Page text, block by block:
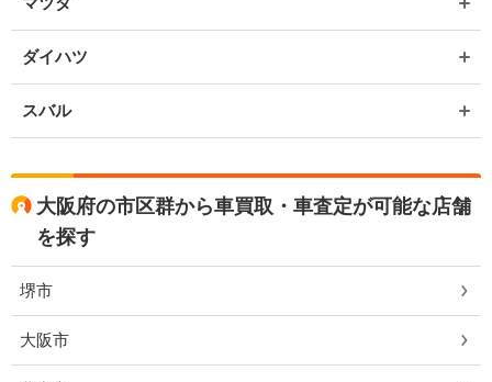
ダイハツ
スバル
大阪府の市区群から車買取・車査定が可能な店舗
を探す
堺市
大阪市